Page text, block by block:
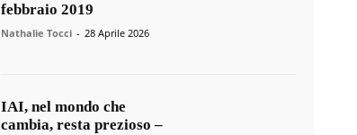
febbraio 2019
Nathalie Tocci - 28 Aprile 2026
IAI, nel mondo che
cambia, resta prezioso –